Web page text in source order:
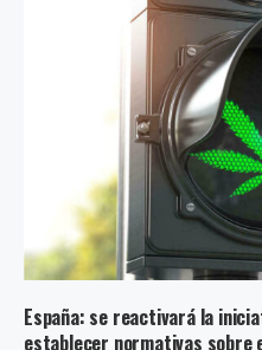
España: se reactivará la
establecer normativas sobre